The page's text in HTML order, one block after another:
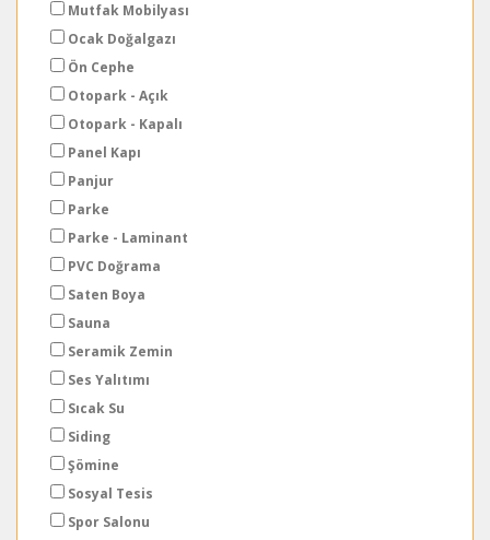
Mutfak Mobilyası
Ocak Doğalgazı
Ön Cephe
Otopark - Açık
Otopark - Kapalı
Panel Kapı
Panjur
Parke
Parke - Laminant
PVC Doğrama
Saten Boya
Sauna
Seramik Zemin
Ses Yalıtımı
Sıcak Su
Siding
Şömine
Sosyal Tesis
Spor Salonu